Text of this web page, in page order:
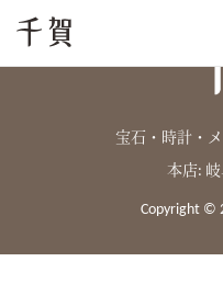
宝石・時計・
本店:
Copyright ©